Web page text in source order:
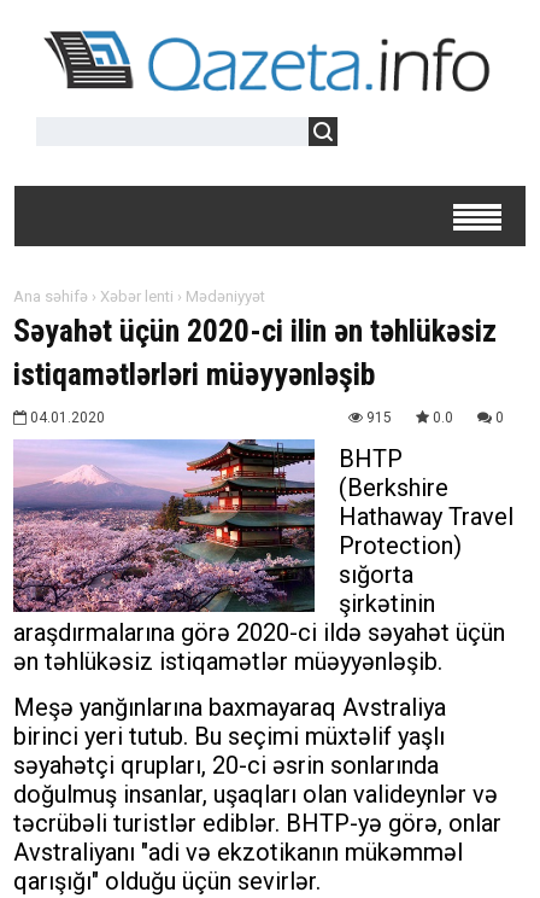
Ana səhifə › Xəbər lenti › Mədəniyyət
Səyahət üçün 2020-ci ilin ən təhlükəsiz
istiqamətlərləri müəyyənləşib
04.01.2020 915 0.0 0
BHTP
(Berkshire
Hathaway Travel
Protection)
sığorta
şirkətinin
araşdırmalarına görə 2020-ci ildə səyahət üçün
ən təhlükəsiz istiqamətlər müəyyənləşib.
Meşə yanğınlarına baxmayaraq Avstraliya
birinci yeri tutub. Bu seçimi müxtəlif yaşlı
səyahətçi qrupları, 20-ci əsrin sonlarında
doğulmuş insanlar, uşaqları olan valideynlər və
təcrübəli turistlər ediblər. BHTP-yə görə, onlar
Avstraliyanı "adi və ekzotikanın mükəmməl
qarışığı" olduğu üçün sevirlər.